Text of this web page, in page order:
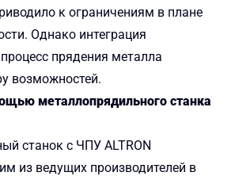
к ограничениям в плане
Однако интеграция
прядения металла
возможностей.
металлопрядильного станка
станок с ЧПУ ALTRON
из ведущих производителей в